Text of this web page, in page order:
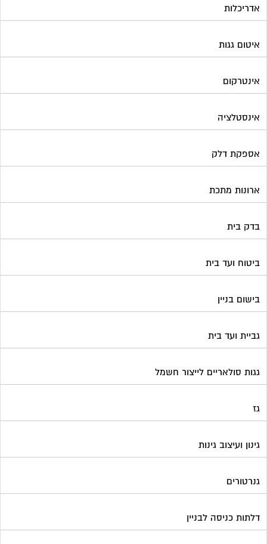
אדריכלות
איטום גגות
אינטרקום
אינסטלציה
אספקת דלק
ארונות מתכת
בדק בית
ביטוח ועד בית
בישום בניין
גביית ועד בית
גגות סולאריים לייצור חשמל
גז
גינון ועיצוב גינות
גנרטורים
דלתות כניסה לבניין